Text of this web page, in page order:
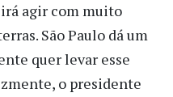
agir com muito
São Paulo dá um
quer levar esse
o presidente